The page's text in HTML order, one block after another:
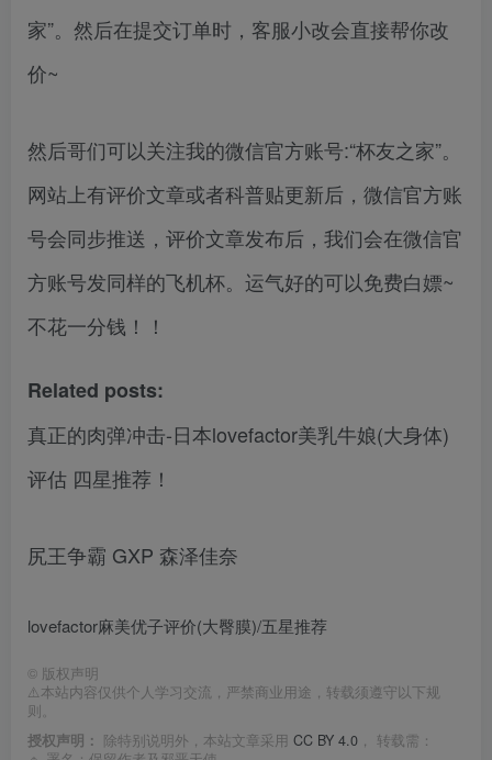
家”。然后在提交订单时，客服小改会直接帮你改
价~
然后哥们可以关注我的微信官方账号:“杯友之家”。
网站上有评价文章或者科普贴更新后，微信官方账
号会同步推送，评价文章发布后，我们会在微信官
方账号发同样的飞机杯。运气好的可以免费白嫖~
不花一分钱！！
Related posts:
真正的肉弹冲击-日本lovefactor美乳牛娘(大身体)
评估 四星推荐！
尻王争霸 GXP 森泽佳奈
lovefactor麻美优子评价(大臀膜)/五星推荐
© 版权声明
⚠️本站内容仅供个人学习交流，严禁商业用途，转载须遵守以下规
则。
授权声明： 除特别说明外，本站文章采用 CC BY 4.0 ， 转载需：